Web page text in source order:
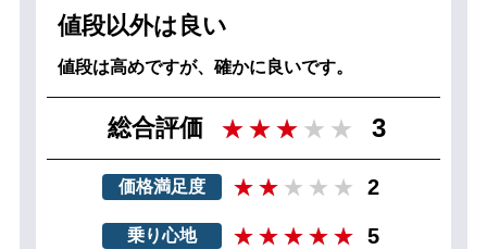
値段以外は良い
値段は高めですが、確かに良いです。
総合評価 3
価格満足度 2
乗り心地 5